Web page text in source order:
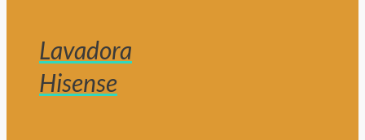
Lavadora
Hisense